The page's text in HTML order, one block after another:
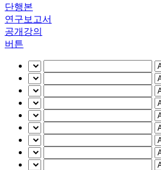
단행본
연구보고서
공개강의
버튼